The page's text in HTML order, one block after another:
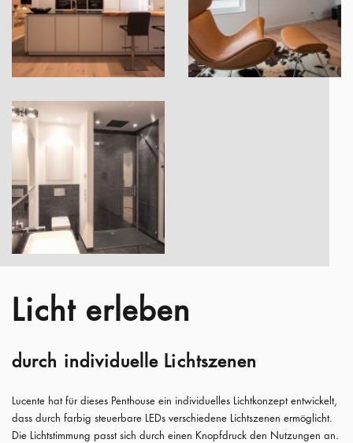
Licht erleben
durch individuelle Lichtszenen
Lucente hat für dieses Penthouse ein individuelles Lichtkonzept entwickelt,
dass durch farbig steuerbare LEDs verschiedene Lichtszenen ermöglicht.
Die Lichtstimmung passt sich durch einen Knopfdruck den Nutzungen an.